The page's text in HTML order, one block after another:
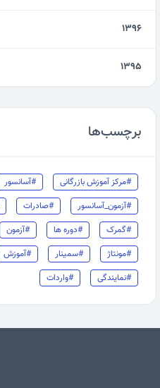
۱۳۹۶
۱۳۹۵
برچسب‌ها
#مرکز آموزش بازرگانی #آسانسور
#آزمون_آسانسور
#صادرات
#گمرک
#دوره ها #آزمون
#مونتاژ
#سمینار #آموزش
#نمایندگی
#واردات